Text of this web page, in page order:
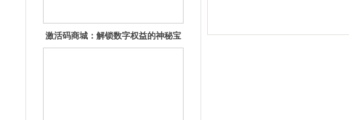
重磅揭秘！激活码商城暗藏惊喜福利
待你解锁